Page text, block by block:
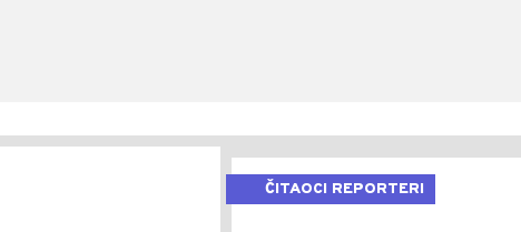
ČITAOCI REPORTERI